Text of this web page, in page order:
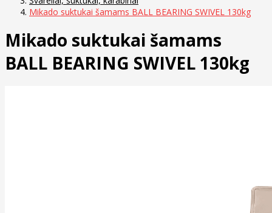
Mikado suktukai šamams BALL BEARING SWIVEL 130kg
Mikado suktukai šamams
BALL BEARING SWIVEL 130kg